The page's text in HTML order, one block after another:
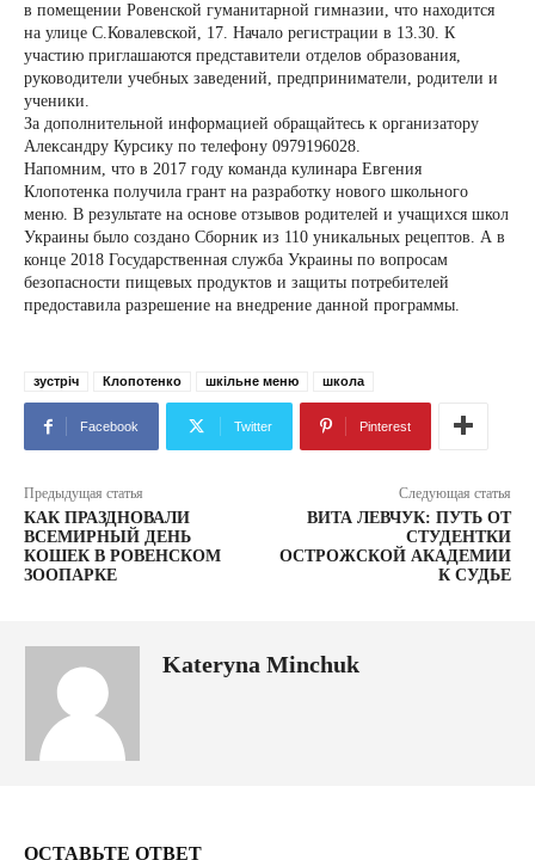
в помещении Ровенской гуманитарной гимназии, что находится
на улице С.Ковалевской, 17. Начало регистрации в 13.30. К
участию приглашаются представители отделов образования,
руководители учебных заведений, предприниматели, родители и
ученики.
За дополнительной информацией обращайтесь к организатору
Александру Курсику по телефону 0979196028.
Напомним, что в 2017 году команда кулинара Евгения
Клопотенка получила грант на разработку нового школьного
меню. В результате на основе отзывов родителей и учащихся школ
Украины было создано Сборник из 110 уникальных рецептов. А в
конце 2018 Государственная служба Украины по вопросам
безопасности пищевых продуктов и защиты потребителей
предоставила разрешение на внедрение данной программы.
зустріч Клопотенко шкільне меню школа
Facebook Twitter Pinterest
Предыдущая статья
КАК ПРАЗДНОВАЛИ
ВСЕМИРНЫЙ ДЕНЬ
КОШЕК В РОВЕНСКОМ
ЗООПАРКЕ
Следующая статья
ВИТА ЛЕВЧУК: ПУТЬ ОТ
СТУДЕНТКИ
ОСТРОЖСКОЙ АКАДЕМИИ
К СУДЬЕ
Kateryna Minchuk
ОСТАВЬТЕ ОТВЕТ